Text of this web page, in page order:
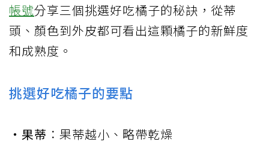
帳號分享三個挑選好吃橘子的秘訣，從蒂
頭、顏色到外皮都可看出這顆橘子的新鮮度
和成熟度。
挑選好吃橘子的要點
‧果蒂 ：果蒂越小、略帶乾燥